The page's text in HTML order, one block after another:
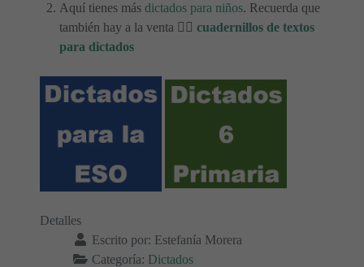
Aquí tienes más dictados para niños. Recuerda que
también hay a la venta 👉🏻 cuadernillos de textos
para dictados
Detalles
Escrito por: Estefanía Morera
Categoría: Dictados